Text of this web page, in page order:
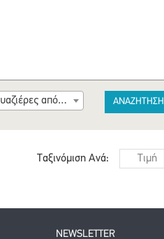
Κρουαζιέρες από Λαύριο ΑΝΑΖΗΤΗΣΗ
Ταξινόμιση Ανά: Τιμή
NEWSLETTER